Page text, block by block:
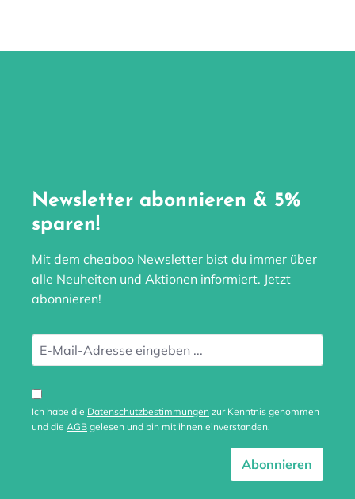
Newsletter abonnieren & 5%
sparen!
Mit dem cheaboo Newsletter bist du immer über
alle Neuheiten und Aktionen informiert. Jetzt
abonnieren!
Ich habe die Datenschutzbestimmungen zur Kenntnis genommen
und die AGB gelesen und bin mit ihnen einverstanden.
Abonnieren